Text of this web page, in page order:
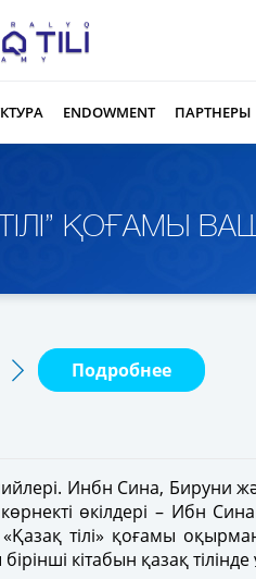
ENDOWMENT ПАРТНЕРЫ
ҚОҒАМЫ
Подробнее
Инбн Сина, Бируни
өкілдері – Ибн
«Қазақ тілі» қоғамы
кітабын қазақ